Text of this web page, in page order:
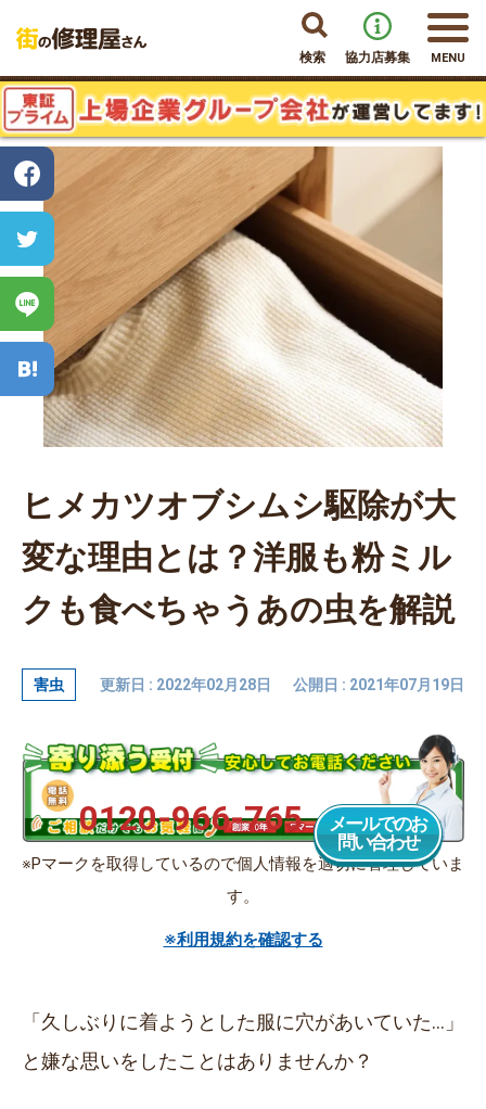
検索 協力店募集 MENU
ヒメカツオブシムシ駆除が大
変な理由とは？洋服も粉ミル
クも食べちゃうあの虫を解説
害虫 更新日 : 2022年02月28日 公開日 : 2021年07月19日
0120-966-765
メールでのお
問い合わせ
※Pマークを取得しているので個人情報を適切に管理していま
す。
※利用規約を確認する
「久しぶりに着ようとした服に穴があいていた…」
と嫌な思いをしたことはありませんか？